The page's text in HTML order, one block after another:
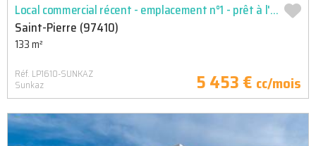
Local commercial récent - emplacement n°1 - prêt à l'emploi
Saint-Pierre (97410)
133 m²
Réf. LP1610-SUNKAZ
Sunkaz 5 453 € cc/mois